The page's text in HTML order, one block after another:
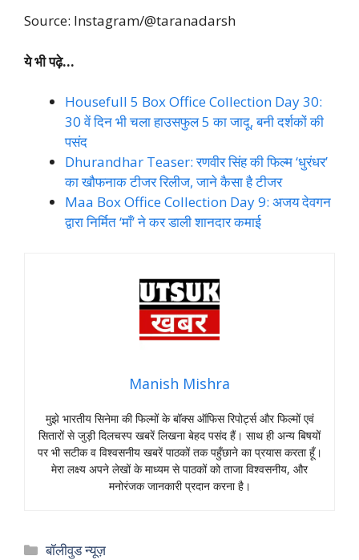
Source: Instagram/@taranadarsh
ये भी पढ़े…
Housefull 5 Box Office Collection Day 30:
30 वें दिन भी चला हाउसफुल 5 का जादू, बनी दर्शकों की
पसंद
Dhurandhar Teaser: रणवीर सिंह की फिल्म ‘धुरंधर’
का खौफनाक टीजर रिलीज, जाने कैसा है टीजर
Maa Box Office Collection Day 9: अजय देवगन
द्वारा निर्मित ‘माँ’ ने कर डाली शानदार कमाई
Manish Mishra
मुझे भारतीय सिनेमा की फिल्मों के बॉक्स ऑफिस रिपोर्ट्स और फिल्मों एवं
सितारों से जुड़ी दिलचस्प खबरें लिखना बेहद पसंद हैं। साथ ही अन्य बिषयों
पर भी सटीक व विश्वसनीय खबरें पाठकों तक पहुँछाने का प्रयास करता हूँ।
मेरा लक्ष्य अपने लेखों के माध्यम से पाठकों को ताजा विश्वसनीय, और
मनोरंजक जानकारी प्रदान करना है।
Categories
बॉलीवुड न्यूज़